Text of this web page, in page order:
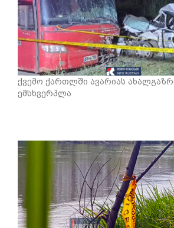
ქვემო ქართლში ავარიას
ემსხვერპლა